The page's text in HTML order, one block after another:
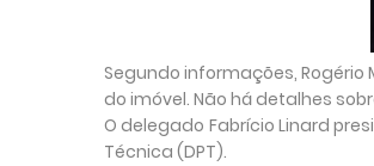
Segundo informações,
do imóvel. Não há detalhes
O delegado Fabrício Linard
Técnica (DPT).